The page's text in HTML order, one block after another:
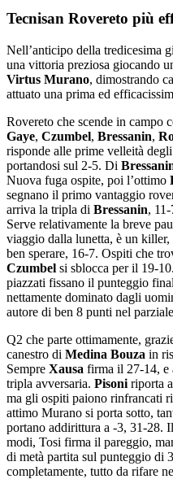
Tecnisan Rovereto più
Nell’anticipo della tredicesima
una vittoria preziosa giocando
Virtus Murano, dimostrando
attuato una prima ed
Rovereto che scende in campo
Gaye, Czumbel, Bressanin,
risponde alle prime velleità
portandosi sul 2-5. Di
Nuova fuga ospite, poi l’ottimo
segnano il primo vantaggio
arriva la tripla di Bressanin,
Serve relativamente la breve
viaggio dalla lunetta, è un
ben sperare, 16-7. Ospiti che
Czumbel si sblocca per il 19-
piazzati fissano il punteggio
nettamente dominato dagli
autore di ben 8 punti nel
Q2 che parte ottimamente,
canestro di Medina Bouza in
Sempre Xausa firma il 27-14, e
tripla avversaria. Pisoni riporta
ma gli ospiti paiono rinfrancati
attimo Murano si porta sotto,
portano addirittura a -3, 31-28.
modi, Tosi firma il pareggio,
di metà partita sul punteggio di
completamente, tutto da rifare